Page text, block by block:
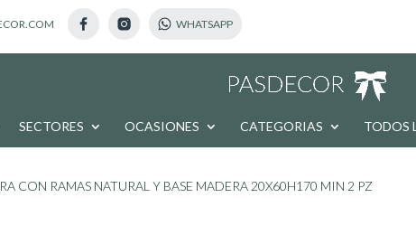
SECTORES OCASIONES CATEGORIAS TODOS
CON RAMAS NATURAL Y BASE MADERA 20X60H170 MIN 2 PZ